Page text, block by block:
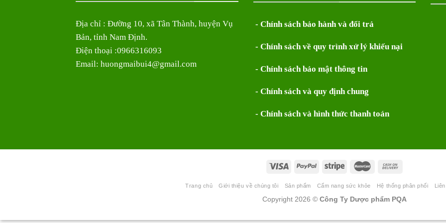
Địa chỉ : Đường 10, xã Tân Thành, huyện Vụ
Bản, tỉnh Nam Định.
Điện thoại :0966316093
Email: huongmaibui4@gmail.com
- Chính sách bảo hành và đổi trả
- Chính sách về quy trình xử lý khiếu nại
- Chính sách bảo mật thông tin
- Chính sách và quy định chung
- Chính sách và hình thức thanh toán
Trang chủ Giới thiệu về chúng tôi Sản phẩm Cẩm nang sức khỏe Hệ thống phân phối
Copyright 2026 © Công Ty Dược phẩm PQA